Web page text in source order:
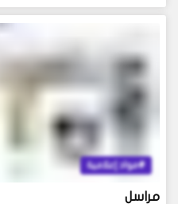
مواد إعلامية
مراسل